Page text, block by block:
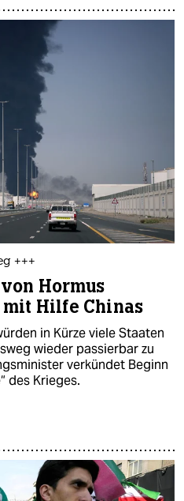
+++
Hormus
Hilfe Chinas
in Kürze viele Staaten
wieder passierbar zu
verkündet Beginn
des Krieges.